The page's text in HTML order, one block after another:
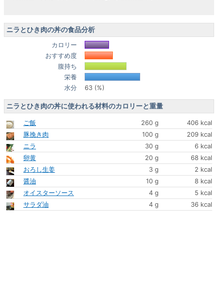
ニラとひき肉の丼の食品分析
カロリー
おすすめ度
腹持ち
栄養
水分
63 (%)
ニラとひき肉の丼に使われる材料のカロリーと重量
ご飯 260 g
406 kcal
豚挽き肉
100 g
209 kcal
ニラ
30 g
6 kcal
卵黄
20 g
68 kcal
おろし生姜
3 g
2 kcal
醤油
10 g
8 kcal
オイスターソース
4 g
5 kcal
サラダ油
4 g 36 kcal